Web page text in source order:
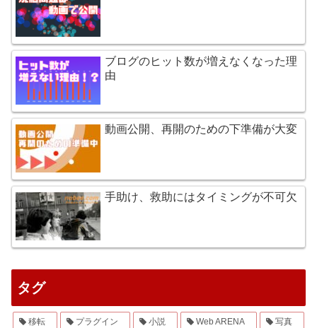
ブログのヒット数が増えなくなった理
由
動画公開、再開のための下準備が大変
手助け、救助にはタイミングが不可欠
タグ
移転 プラグイン 小説 Web ARENA 写真